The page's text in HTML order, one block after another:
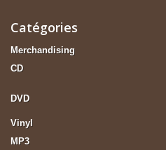
Catégories
Merchandising
CD
DVD
Vinyl
MP3